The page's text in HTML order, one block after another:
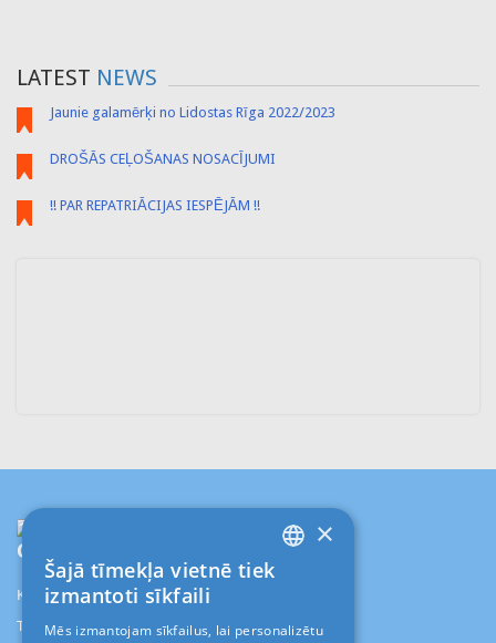
LATEST NEWS
Jaunie galamērķi no Lidostas Rīga 2022/2023
DROŠĀS CEĻOŠANAS NOSACĪJUMI
!! PAR REPATRIĀCIJAS IESPĒJĀM !!
Contact
Kr.Barona 88/1-114d, Rīga, LV-1001
TŪRISMA AĢENTŪRA "ALANI"
×
Šajā tīmekļa vietnē tiek
izmantoti sīkfaili
Mēs izmantojam sīkfailus, lai personalizētu